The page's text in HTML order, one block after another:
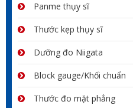
Panme thụy sĩ
Thước kẹp thụy sĩ
Dưỡng đo Niigata
Block gauge/Khối chuẩn
Thước đo mặt phẳng